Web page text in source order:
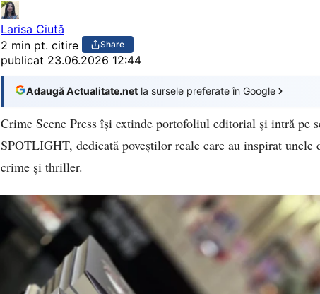
Larisa Ciută
2 min pt. citire
Share
publicat 23.06.2026 12:44
Adaugă Actualitate.net la sursele preferate în Google
Crime Scene Press își extinde portofoliul editorial și intră pe
SPOTLIGHT, dedicată poveștilor reale care au inspirat
crime și thriller.